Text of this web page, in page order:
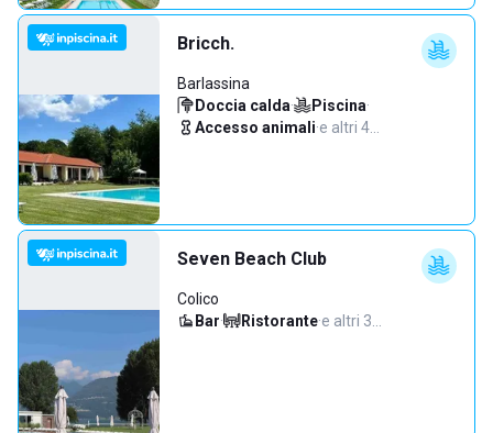
Bricch.
Barlassina
Doccia calda· Piscina·
Accesso animali·e altri 4…
Seven Beach Club
Colico
Bar· Ristorante·e altri 3…